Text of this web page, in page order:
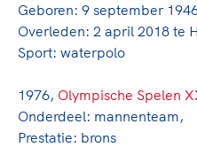
Geven aan Sport
Sportonderzoek
Sportakkoord II
Officials
Diversiteit en inclusie
Gezonde sportomgeving
Paralympische Talentdag
Kennisaanbod TeamNL
Pers
Geboren: 9 september
Overleden: 2 april 2018 te
Sport: waterpolo
1976, Olympische Spelen
Onderdeel: mannenteam,
Prestatie: brons